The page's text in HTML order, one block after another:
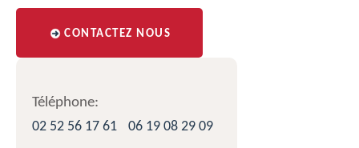
CONTACTEZ NOUS
Téléphone:
02 52 56 17 61
06 19 08 29 09